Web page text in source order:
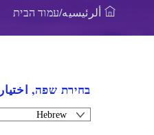
ألرئيسيه/עמוד הבית
בחירת שפה,